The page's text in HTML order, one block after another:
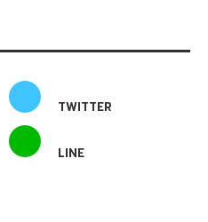
TWITTER
LINE